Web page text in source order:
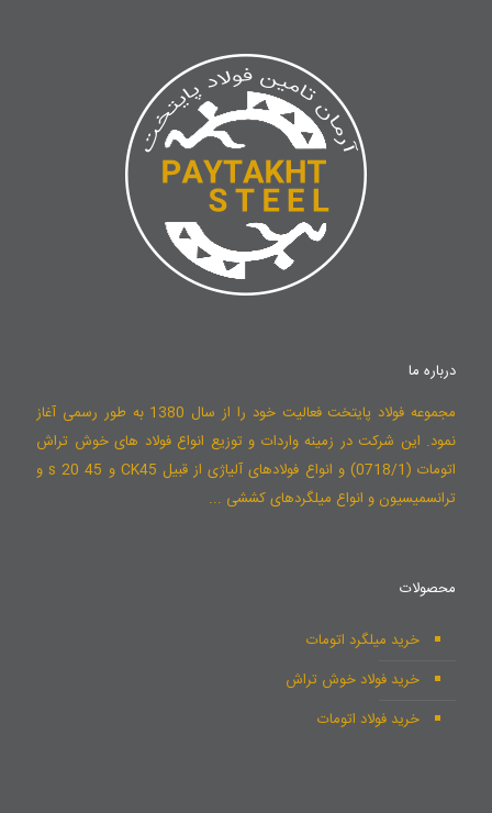
درباره ما
مجموعه فولاد پایتخت فعالیت خود را از سال 1380 به طور رسمی آغاز
نمود. این شرکت در زمینه واردات و توزیع انواع فولاد های خوش تراش
اتومات (0718/1) و انواع فولادهای آلیاژی از قبیل CK45 و 45 s 20 و
ترانسمیسیون و انواع میلگردهای کششی ...
محصولات
خرید میلگرد اتومات
خرید فولاد خوش تراش
خرید فولاد اتومات